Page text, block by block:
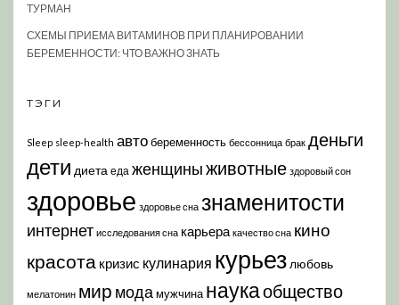
ТУРМАН
СХЕМЫ ПРИЕМА ВИТАМИНОВ ПРИ ПЛАНИРОВАНИИ
БЕРЕМЕННОСТИ: ЧТО ВАЖНО ЗНАТЬ
ТЭГИ
Sleep sleep-health автобеременность бессонница брак деньги
дети диета еда женщиныживотные здоровый сон
здоровье здоровье сна знаменитости
интернет исследования сна карьера качество сна кино
красота кризис кулинария курьез любовь
мелатонин мир модамужчина наукаобщество